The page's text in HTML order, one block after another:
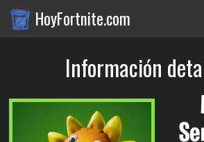
HoyFortnite.com
Información